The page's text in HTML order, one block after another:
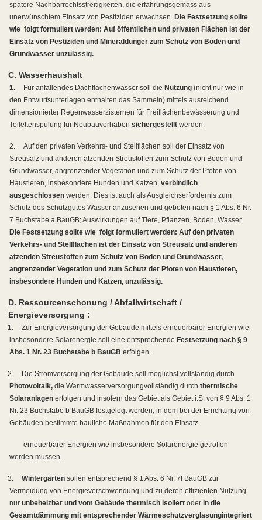
spätere Nachbarrechtsstreitigkeiten, die erfahrungsgemäss aus
unerwünschtem Einsatz von Pestiziden erwachsen. Die Festsetzung sollte
wie folgt formuliert werden: Auf öffentlichen und privaten Flächen ist der
Einsatz von Pestiziden und Mineraldünger zum Schutz von Boden und
Grundwasser unzulässig.
C. Wasserhaushalt
1. Für anfallendes Dachflächenwasser soll die Nutzung (nicht nur wie in
den Entwurfsunterlagen enthalten das Sammeln) mittels ausreichend
dimensionierter Regenwasserzisternen für Freiflächenbewässerung und
Toilettenspülung für Neubauvorhaben sichergestellt werden.
Auf den privaten Verkehrs- und Stellflächen soll der Einsatz von
Streusalz und anderen ätzenden Streustoffen zum Schutz von Boden und
Grundwasser, angrenzender Vegetation und zum Schutz der Pfoten von
Haustieren, insbesondere Hunden und Katzen, verbindlich
ausgeschlossen werden. Dies ist auch als Ausgleichserfordernis zum
Schutz des Schutzgutes Wasser anzusehen und geboten nach § 1 Abs. 6 Nr.
7 Buchstabe a BauGB; Auswirkungen auf Tiere, Pflanzen, Boden, Wasser.
Die Festsetzung sollte wie folgt formuliert werden: Auf den privaten
Verkehrs- und Stellflächen ist der Einsatz von Streusalz und anderen
ätzenden Streustoffen zum Schutz von Boden und Grundwasser,
angrenzender Vegetation und zum Schutz der Pfoten von Haustieren,
insbesondere Hunden und Katzen, unzulässig.
D. Ressourcenschonung / Abfallwirtschaft /
Energieversorgung :
Zur Energieversorgung der Gebäude mittels erneuerbarer Energien wie
insbesondere Solarenergie soll eine entsprechende Festsetzung nach § 9
Abs. 1 Nr. 23 Buchstabe b BauGB erfolgen.
Die Stromversorgung der Gebäude soll möglichst vollständig durch
Photovoltaik, die Warmwasserversorgungvollständig durch thermische
Solaranlagen erfolgen und insofern das Gebiet als Gebiet i.S. von § 9 Abs. 1
Nr. 23 Buchstabe b BauGB festgelegt werden, in dem bei der Errichtung von
Gebäuden bestimmte bauliche Maßnahmen für den Einsatz
erneuerbarer Energien wie insbesondere Solarenergie getroffen
werden müssen.
Wintergärten sollen entsprechend § 1 Abs. 6 Nr. 7f BauGB zur
Vermeidung von Energieverschwendung und zu deren effizienten Nutzung
nur unbeheizbar und vom Gebäude thermisch isoliert oder in die
Gesamtdämmung mit entsprechender Wärmeschutzverglasungintegriert